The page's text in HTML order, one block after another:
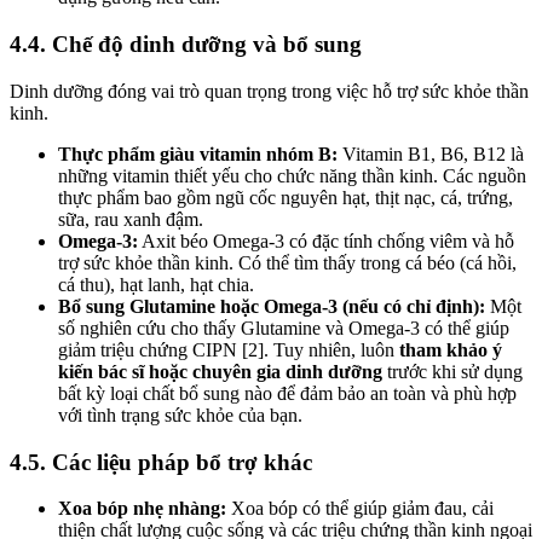
4.4. Chế độ dinh dưỡng và bổ sung
Dinh dưỡng đóng vai trò quan trọng trong việc hỗ trợ sức khỏe thần
kinh.
Thực phẩm giàu vitamin nhóm B: Vitamin B1, B6, B12 là
những vitamin thiết yếu cho chức năng thần kinh. Các nguồn
thực phẩm bao gồm ngũ cốc nguyên hạt, thịt nạc, cá, trứng,
sữa, rau xanh đậm.
Omega-3: Axit béo Omega-3 có đặc tính chống viêm và hỗ
trợ sức khỏe thần kinh. Có thể tìm thấy trong cá béo (cá hồi,
cá thu), hạt lanh, hạt chia.
Bổ sung Glutamine hoặc Omega-3 (nếu có chỉ định): Một
số nghiên cứu cho thấy Glutamine và Omega-3 có thể giúp
giảm triệu chứng CIPN [2]. Tuy nhiên, luôn tham khảo ý
kiến bác sĩ hoặc chuyên gia dinh dưỡng trước khi sử dụng
bất kỳ loại chất bổ sung nào để đảm bảo an toàn và phù hợp
với tình trạng sức khỏe của bạn.
4.5. Các liệu pháp bổ trợ khác
Xoa bóp nhẹ nhàng: Xoa bóp có thể giúp giảm đau, cải
thiện chất lượng cuộc sống và các triệu chứng thần kinh ngoại